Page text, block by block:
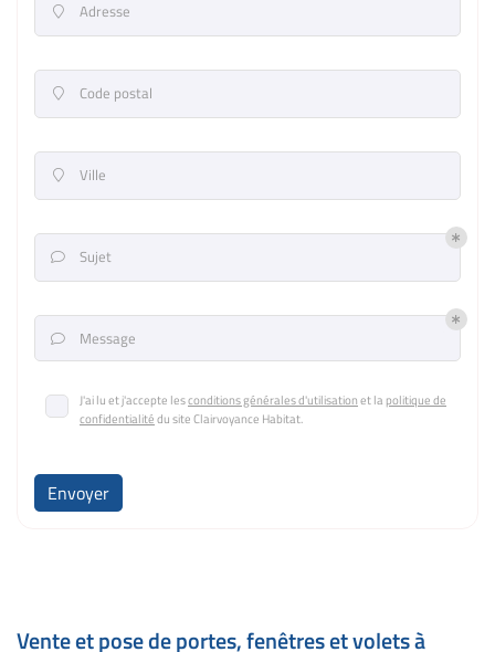
 Adresse
 Code postal
 Ville
 Sujet
 Message
J'ai lu et j'accepte lesconditions générales d'utilisationet la politique de
confidentialitédu siteClairvoyance Habitat.
Envoyer
Vente et pose de portes, fenêtres et volets à